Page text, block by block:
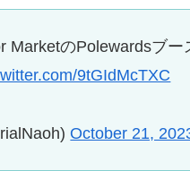
MarketのPolewardsブ
9tGIdMcTXC
October 21,